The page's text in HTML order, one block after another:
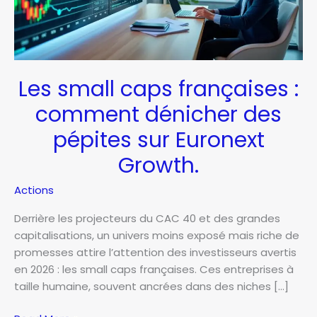
Les small caps françaises :
comment dénicher des
pépites sur Euronext
Growth.
Actions
Derrière les projecteurs du CAC 40 et des grandes
capitalisations, un univers moins exposé mais riche de
promesses attire l’attention des investisseurs avertis
en 2026 : les small caps françaises. Ces entreprises à
taille humaine, souvent ancrées dans des niches […]